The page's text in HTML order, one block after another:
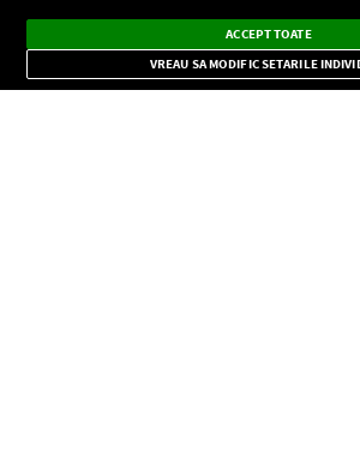
Dark
Mode
Radio live, podcasturi, știri și alerte
importante.
ACCEPT TOATE
VREAU SA MODIFIC SETARILE